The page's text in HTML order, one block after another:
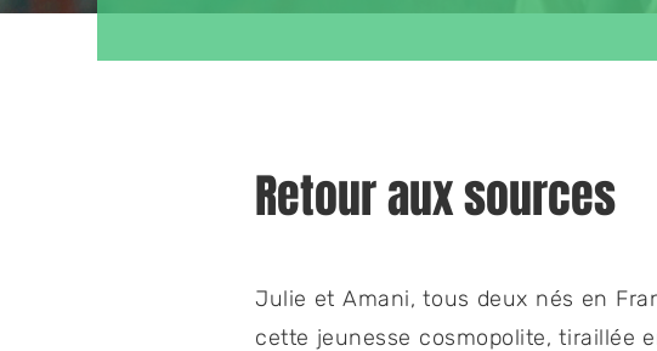
Retour aux sources
Julie et Amani, tous deux nés en
cette jeunesse cosmopolite, tiraillée